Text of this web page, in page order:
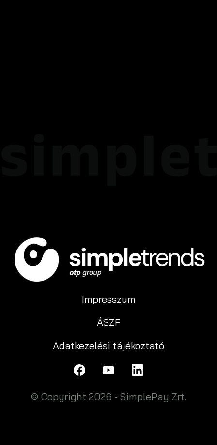
Impresszum
ÁSZF
Adatkezelési tájékoztató
© Copyright 2026 - SimplePay Zrt.